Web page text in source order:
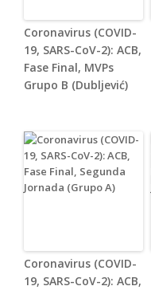
Coronavirus (COVID-
19, SARS-CoV-2): ACB,
Fase Final, MVPs
Grupo B (Dubljević)
Coronavirus (COVID-
19, SARS-CoV-2): ACB,